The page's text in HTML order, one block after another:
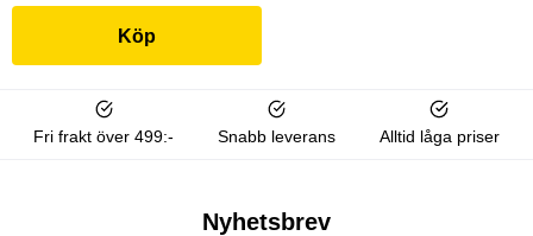
Köp
Fri frakt över 499:- Snabb leverans Alltid låga priser
Nyhetsbrev